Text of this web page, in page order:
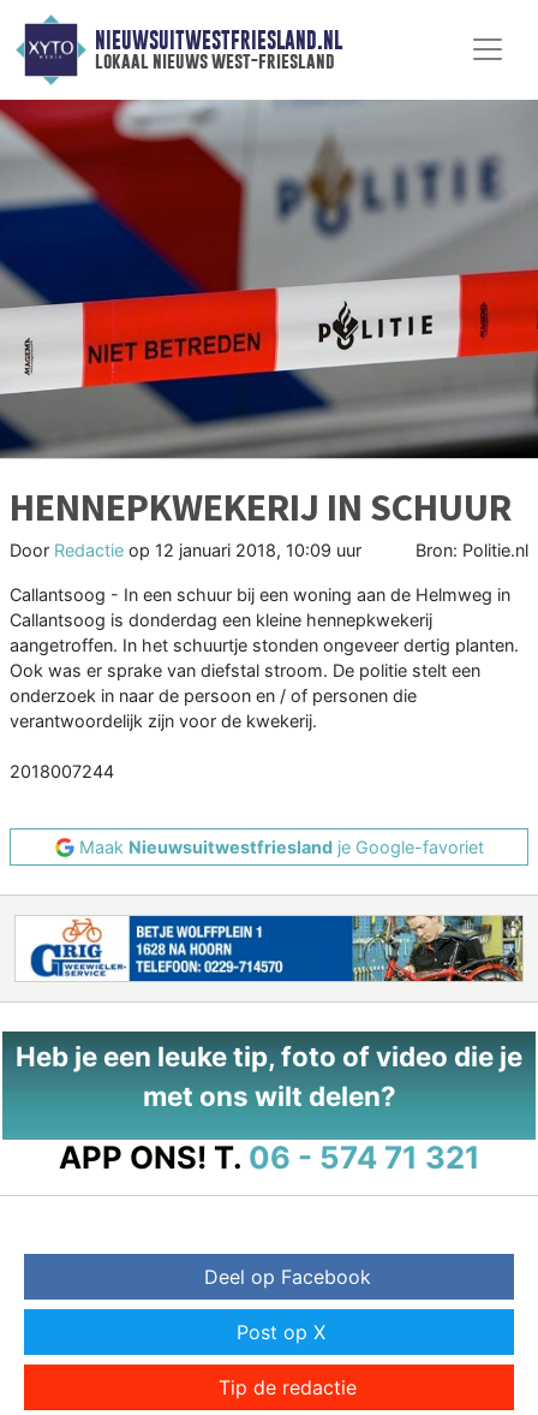
NIEUWSUITWESTFRIESLAND.NL
lokaal nieuws west-friesland
HENNEPKWEKERIJ IN SCHUUR
Door Redactie op 12 januari 2018, 10:09 uur Bron: Politie.nl
Callantsoog - In een schuur bij een woning aan de Helmweg in
Callantsoog is donderdag een kleine hennepkwekerij
aangetroffen. In het schuurtje stonden ongeveer dertig planten.
Ook was er sprake van diefstal stroom. De politie stelt een
onderzoek in naar de persoon en / of personen die
verantwoordelijk zijn voor de kwekerij.
2018007244
Maak Nieuwsuitwestfrieslandje Google-favoriet
Heb je een leuke tip, foto of video die je
met ons wilt delen?
APP ONS! T. 06 - 574 71 321
Deel op Facebook
Post op X
Tip de redactie